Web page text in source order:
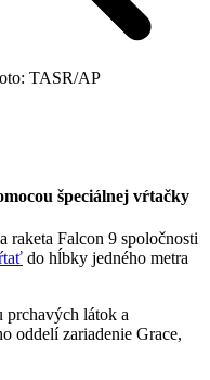
TASR/AP
špeciálnej vŕtačky
Falcon 9 spoločnosti
do hĺbky jedného metra
prchavých látok a
oddelí zariadenie Grace,